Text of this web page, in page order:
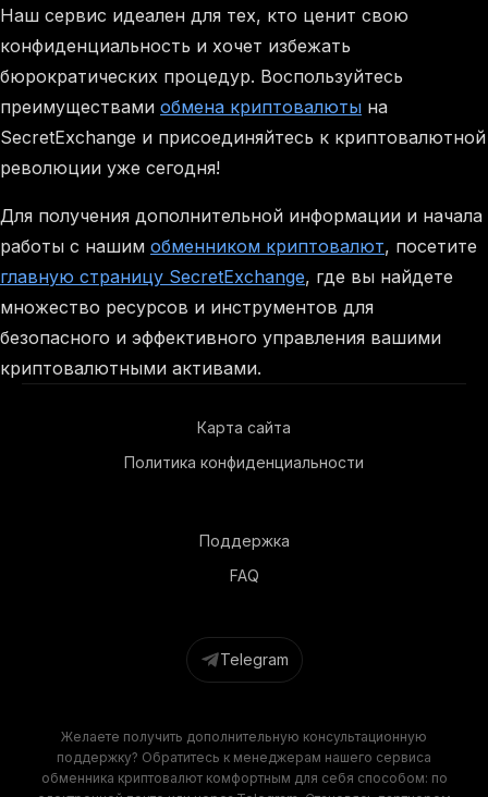
Наш сервис идеален для тех, кто ценит свою
конфиденциальность и хочет избежать
бюрократических процедур. Воспользуйтесь
преимуществами обмена криптовалюты на
SecretExchange и присоединяйтесь к криптовалютной
революции уже сегодня!
Для получения дополнительной информации и начала
работы с нашим обменником криптовалют, посетите
главную страницу SecretExchange, где вы найдете
множество ресурсов и инструментов для
безопасного и эффективного управления вашими
криптовалютными активами.
Карта сайта
Политика конфиденциальности
Поддержка
FAQ
Telegram
Желаете получить дополнительную консультационную
поддержку? Обратитесь к менеджерам нашего сервиса
обменника криптовалют комфортным для себя способом: по